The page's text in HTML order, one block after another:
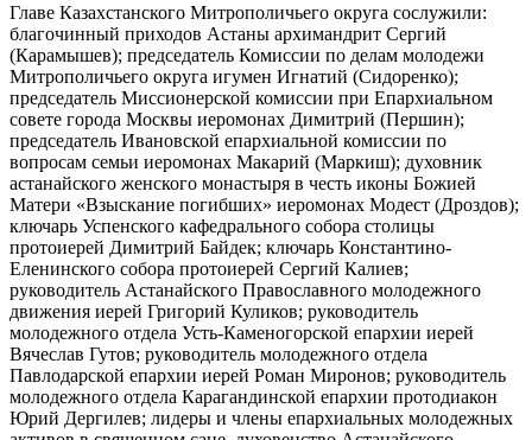
Главе Казахстанского Митрополичьего округа сослужили:
благочинный приходов Астаны архимандрит Сергий
(Карамышев); председатель Комиссии по делам молодежи
Митрополичьего округа игумен Игнатий (Сидоренко);
председатель Миссионерской комиссии при Епархиальном
совете города Москвы иеромонах Димитрий (Першин);
председатель Ивановской епархиальной комиссии по
вопросам семьи иеромонах Макарий (Маркиш); духовник
астанайского женского монастыря в честь иконы Божией
Матери «Взыскание погибших» иеромонах Модест (Дроздов);
ключарь Успенского кафедрального собора столицы
протоиерей Димитрий Байдек; ключарь Константино-
Еленинского собора протоиерей Сергий Калиев;
руководитель Астанайского Православного молодежного
движения иерей Григорий Куликов; руководитель
молодежного отдела Усть-Каменогорской епархии иерей
Вячеслав Гутов; руководитель молодежного отдела
Павлодарской епархии иерей Роман Миронов; руководитель
молодежного отдела Карагандинской епархии протодиакон
Юрий Дергилев; лидеры и члены епархиальных молодежных